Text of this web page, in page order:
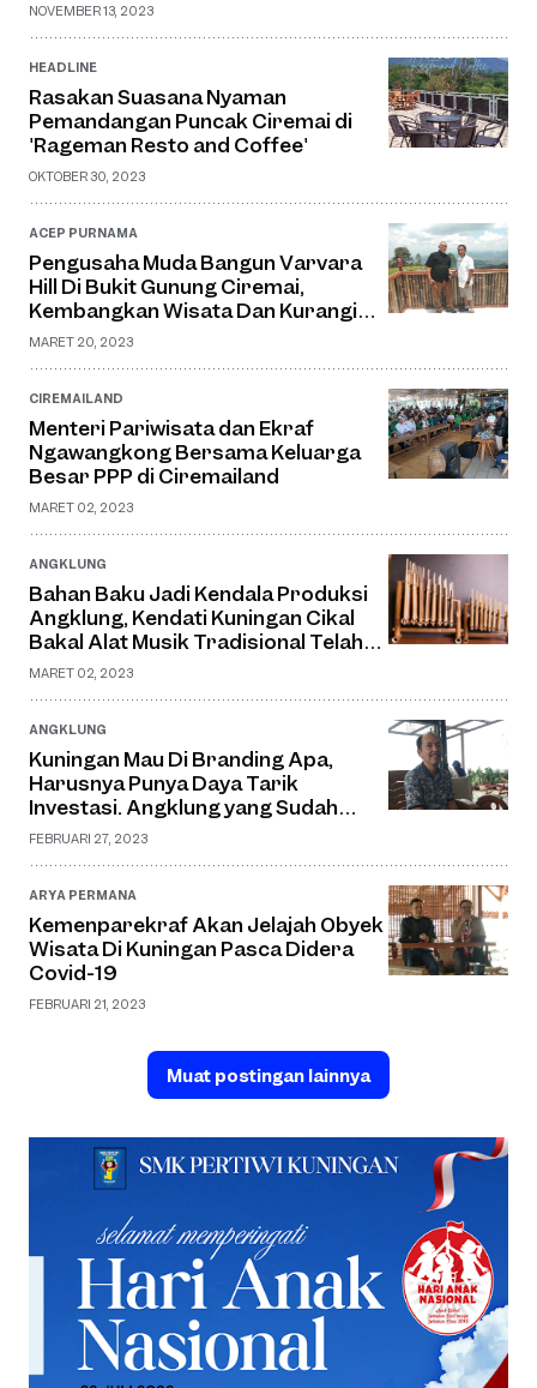
NOVEMBER 13, 2023
HEADLINE
Rasakan Suasana Nyaman
Pemandangan Puncak Ciremai di
'Rageman Resto and Coffee'
OKTOBER 30, 2023
ACEP PURNAMA
Pengusaha Muda Bangun Varvara
Hill Di Bukit Gunung Ciremai,
Kembangkan Wisata Dan Kurangi
Angka Pengangguran
MARET 20, 2023
CIREMAILAND
Menteri Pariwisata dan Ekraf
Ngawangkong Bersama Keluarga
Besar PPP di Ciremailand
MARET 02, 2023
ANGKLUNG
Bahan Baku Jadi Kendala Produksi
Angklung, Kendati Kuningan Cikal
Bakal Alat Musik Tradisional Telah
mendunia
MARET 02, 2023
ANGKLUNG
Kuningan Mau Di Branding Apa,
Harusnya Punya Daya Tarik
Investasi. Angklung yang Sudah
Mendunia Mati Suri
FEBRUARI 27, 2023
ARYA PERMANA
Kemenparekraf Akan Jelajah Obyek
Wisata Di Kuningan Pasca Didera
Covid-19
FEBRUARI 21, 2023
Muat postingan lainnya